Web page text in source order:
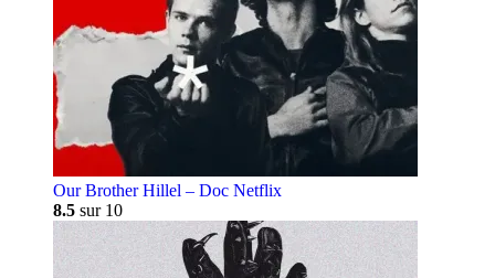
Our Brother Hillel – Doc Netflix
8.5 sur 10